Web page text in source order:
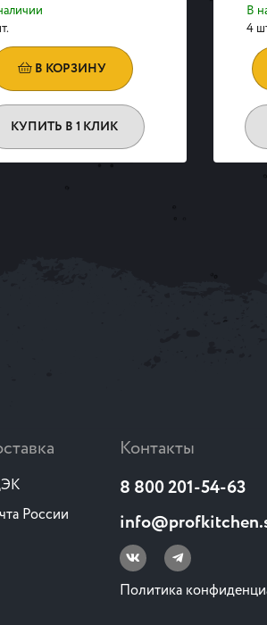
В КОРЗИНУ
КУПИТЬ В 1 КЛИК
В
4
России
Контакты
8 800 201-54-63
Политика